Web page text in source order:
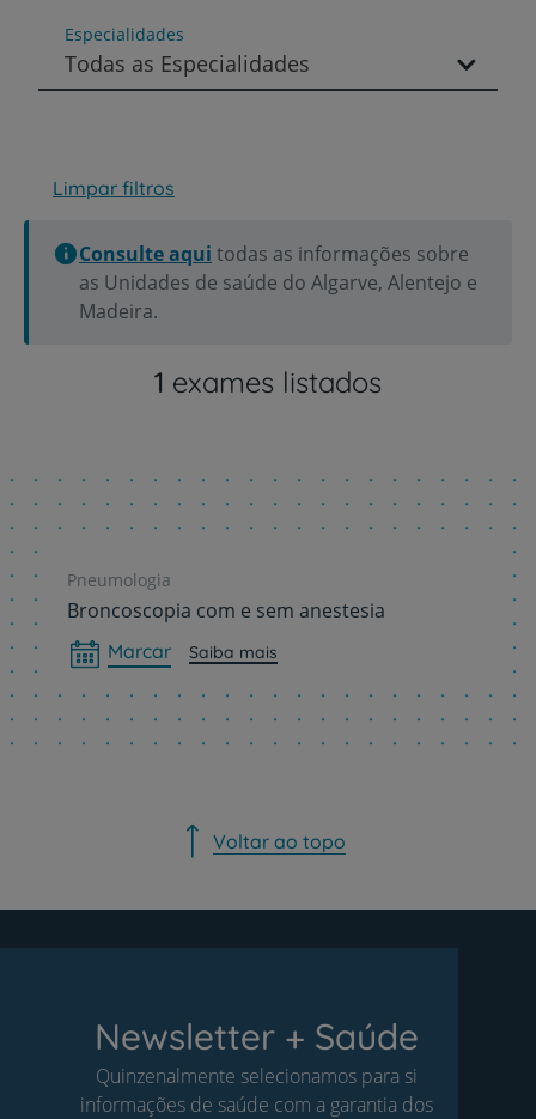
Especialidades
Todas as Especialidades
Limpar filtros
Consulte aqui todas as informações sobre
as Unidades de saúde do Algarve, Alentejo e
Madeira.
1 exames listados
Pneumologia
Broncoscopia com e sem anestesia
Marcar Saiba mais
Voltar ao topo
Newsletter + Saúde
Quinzenalmente selecionamos para si
informações de saúde com a garantia dos